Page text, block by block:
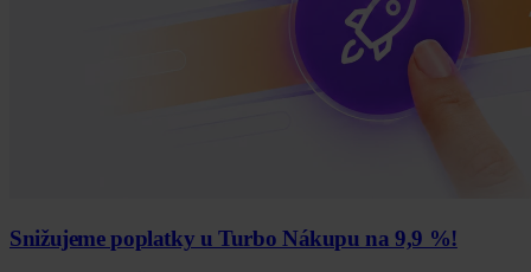
Snižujeme poplatky u Turbo Nákupu na 9,9 %!